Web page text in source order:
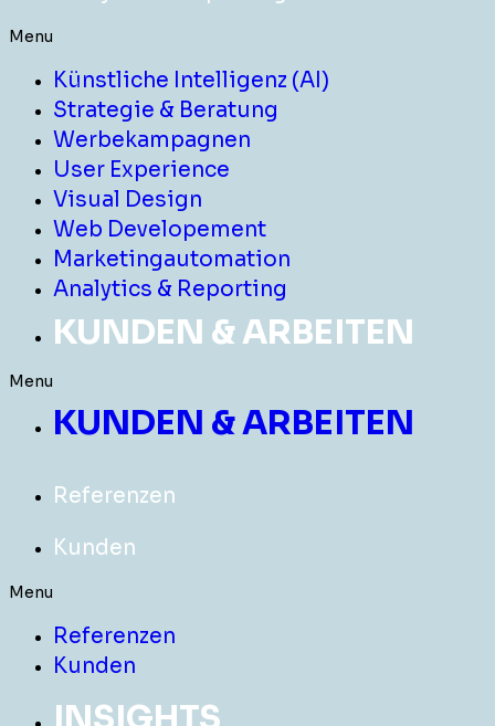
Menu
Künstliche Intelligenz (AI)
Strategie & Beratung
Werbekampagnen
User Experience
Visual Design
Web Developement
Marketingautomation
Analytics & Reporting
KUNDEN & ARBEITEN
Menu
KUNDEN & ARBEITEN
Referenzen
Kunden
Menu
Referenzen
Kunden